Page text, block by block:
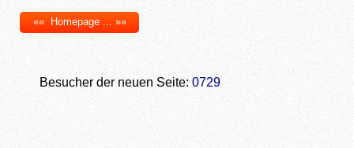
«« Homepage ... »»
Besucher der neuen Seite: 0729